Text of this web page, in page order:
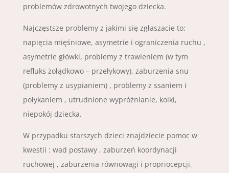
problemów zdrowotnych twojego dziecka.
Najczęstsze problemy z jakimi się zgłaszacie to:
napięcia mięśniowe, asymetrie i ograniczenia ruchu ,
asymetrie główki, problemy z trawieniem (w tym
refluks żołądkowo – przełykowy), zaburzenia snu
(problemy z usypianiem) , problemy z ssaniem i
połykaniem , utrudnione wypróżnianie, kolki,
niepokój dziecka.
W przypadku starszych dzieci znajdziecie pomoc w
kwestii : wad postawy , zaburzeń koordynacji
ruchowej , zaburzenia równowagi i propriocepcji,